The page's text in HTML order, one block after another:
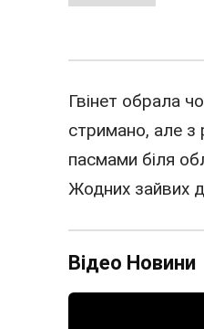
Гвінет обрала
стримано, але
пасмами біля
Жодних зайвих
Відео Новини